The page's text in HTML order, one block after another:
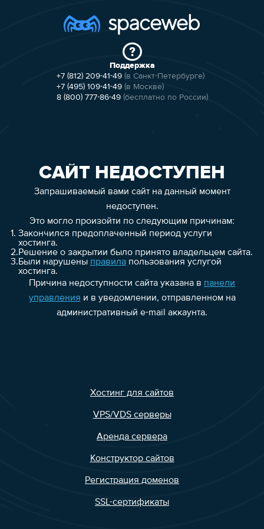
Поддержка
+7 (812) 209-41-49 (в Санкт-Петербурге)
+7 (495) 109-41-49 (в Москве)
8 (800) 777-86-49 (бесплатно по России)
САЙТ НЕДОСТУПЕН
Запрашиваемый вами сайт на данный момент
недоступен.
Это могло произойти по следующим причинам:
1. Закончился предоплаченный период услуги
хостинга.
2.Решение о закрытии было принято владельцем сайта.
3.Были нарушены правилапользования услугой
хостинга.
Причина недоступности сайта указана в панели
управления и в уведомлении, отправленном на
административный e-mail аккаунта.
Хостинг для сайтов
VPS/VDS серверы
Аренда сервера
Конструктор сайтов
Регистрация доменов
SSL-сертификаты